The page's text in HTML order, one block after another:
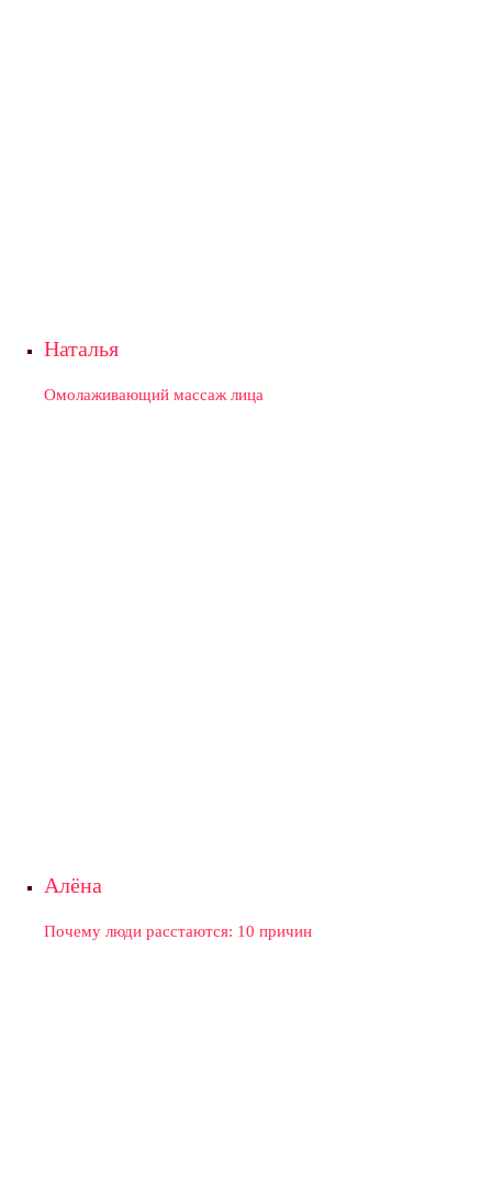
Наталья
Омолаживающий массаж лица
Алёна
Почему люди расстаются: 10 причин